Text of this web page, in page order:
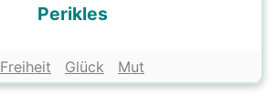
Perikles
Freiheit Glück Mut